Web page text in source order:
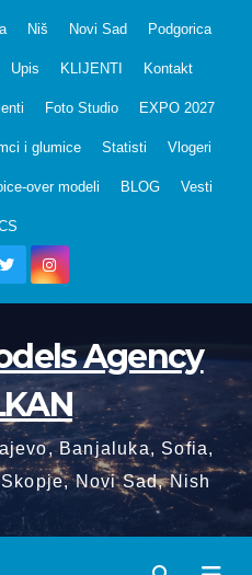
Niš Novi Sad Podgorica
Upis KLIJENTI Kontakt
Foto Studio EXPO 2027
i glumice Statisti Vlogeri
over modeli BLOG Vesti
Agency
Banjaluka, Sofia,
Novi Sad, Nish